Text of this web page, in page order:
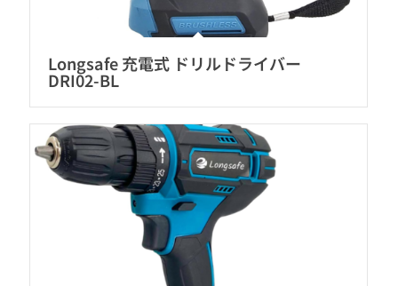
Longsafe 充電式 ドリルドライバー
DRI02-BL